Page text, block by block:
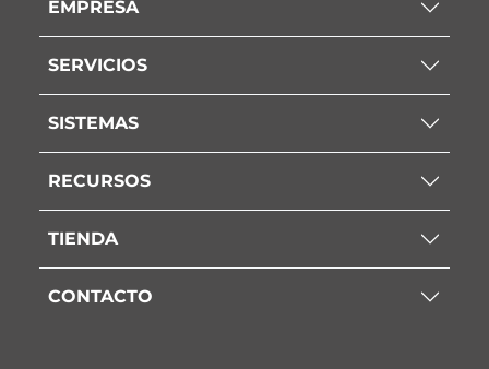
EMPRESA
SERVICIOS
SISTEMAS
RECURSOS
TIENDA
CONTACTO